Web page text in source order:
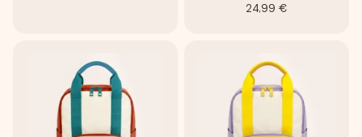
24,99 €